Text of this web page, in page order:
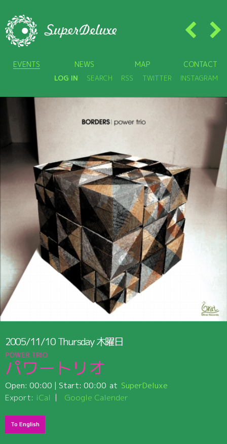
EVENTS NEWS MAP CONTACT
LOG IN SEARCH RSS TWITTER INSTAGRAM
2005/11/10Thursday木曜日
POWER TRIO
パワートリオ
Open: 00:00 | Start: 00:00
SuperDeluxe
Export: iCal Google Calender
To English